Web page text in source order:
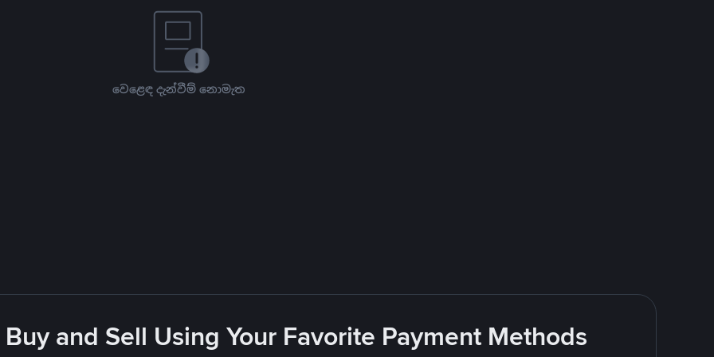
වෙළෙඳ දැන්වීම් නොමැත
and Sell Using Your Favorite Payment Methods